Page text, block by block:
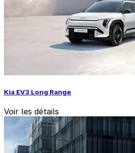
Kia EV3 Long Range
Voir les détails